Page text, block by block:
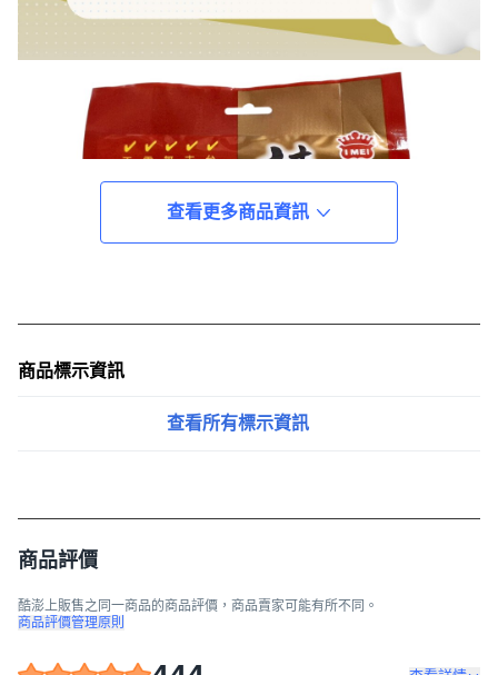
查看更多商品資訊
商品標示資訊
查看所有標示資訊
商品評價
酷澎上販售之同一商品的商品評價，商品賣家可能有所不同。
商品評價管理原則